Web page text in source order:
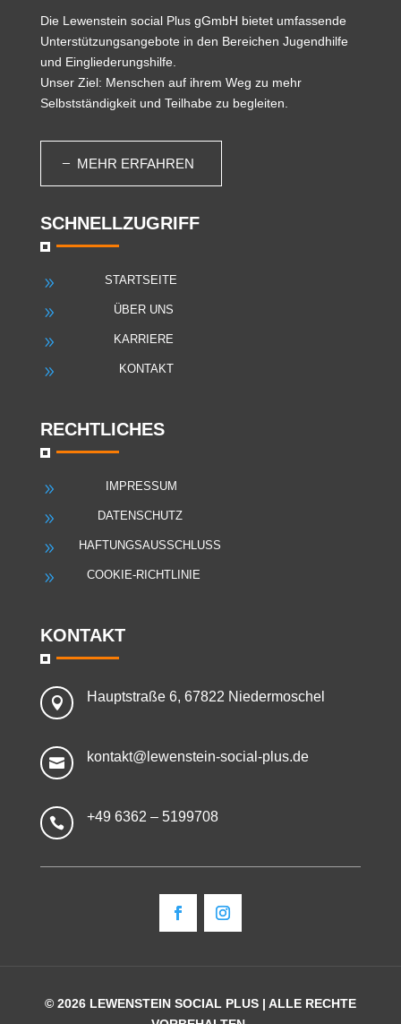
Die Lewenstein social Plus gGmbH bietet umfassende
Unterstützungsangebote in den Bereichen Jugendhilfe
und Eingliederungshilfe.
Unser Ziel: Menschen auf ihrem Weg zu mehr
Selbstständigkeit und Teilhabe zu begleiten.
MEHR ERFAHREN
SCHNELLZUGRIFF
9 STARTSEITE
9 ÜBER UNS
9 KARRIERE
9 KONTAKT
RECHTLICHES
9 IMPRESSUM
9 DATENSCHUTZ
9 HAFTUNGSAUSSCHLUSS
9 COOKIE-RICHTLINIE
KONTAKT
 Hauptstraße 6, 67822 Niedermoschel
 kontakt@lewenstein-social-plus.de
 +49 6362 – 5199708
© 2026 LEWENSTEIN SOCIAL PLUS | ALLE RECHTE